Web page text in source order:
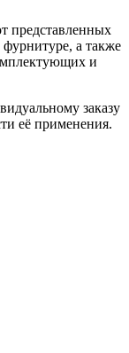
представленных
фурнитуре, а также
и
заказу
её применения.